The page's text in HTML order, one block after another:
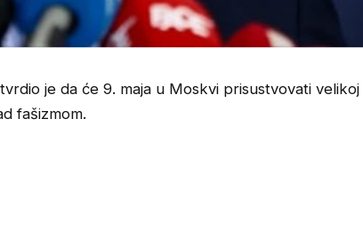
je da će 9. maja u Moskvi prisustvovati velikoj
fašizmom.